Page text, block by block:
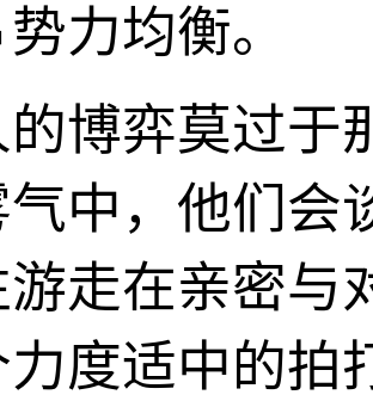
力均衡。
博弈莫过于
气中，他们会
走在亲密与
度适中的拍